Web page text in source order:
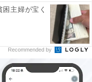
主婦が宝く
Recommended by